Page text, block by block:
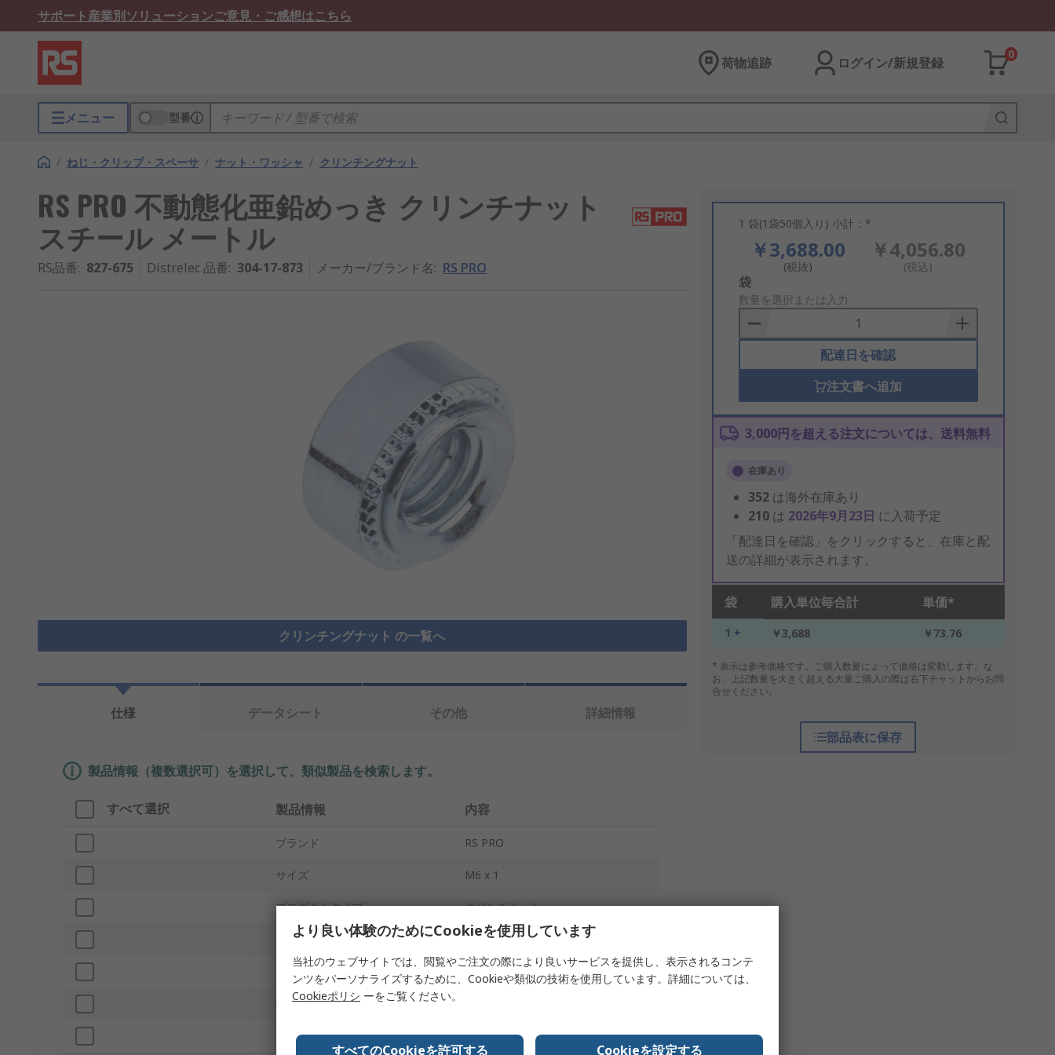
サポート産業別ソリューションご意見・ご感想はこちら
荷物追跡 ログイン/新規登録
0
メニュー 型番
/ ねじ・クリップ・スペーサ / ナット・ワッシャ / クリンチングナット
RS PRO 不動態化亜鉛めっき クリンチナット
スチール メートル
RS品番: 827-675 Distrelec 品番: 304-17-873 メーカー/ブランド名: RS PRO
クリンチングナット の一覧へ
1 袋(1袋50個入り) 小計：*
￥3,688.00
(税抜)
￥4,056.80
(税込)
Add
to
Basket
袋
数量を選択または入力
配達日を確認
注文書へ追加
3,000円を超える注文については、送料無料
在庫あり
352 は海外在庫あり
210 は 2026年9月23日 に入荷予定
「配達日を確認」をクリックすると、在庫と配
送の詳細が表示されます。
袋 購入単位毎合計 単価*
1 + ￥3,688 ￥73.76
* 表示は参考価格です。ご購入数量によって価格は変動します。な
お、上記数量を大きく超える大量ご購入の際は右下チャットからお問
合せください。
部品表に保存
仕様 データシート その他 詳細情報
製品情報（複数選択可）を選択して、類似製品を検索します。
すべて選択 製品情報 内容
ブランド RS PRO
サイズ M6 x 1
プロダクトタイプ クリンチナット
ねじ メートル
下穴径 8.75mm
呼び径
材質 スチール
より良い体験のためにCookieを使用しています
当社のウェブサイトでは、閲覧やご注文の際により良いサービスを提供し、表示されるコンテ
ンツをパーソナライズするために、Cookieや類似の技術を使用しています。詳細については、
Cookieポリシ ーをご覧ください。
すべてのCookieを許可する Cookieを設定する